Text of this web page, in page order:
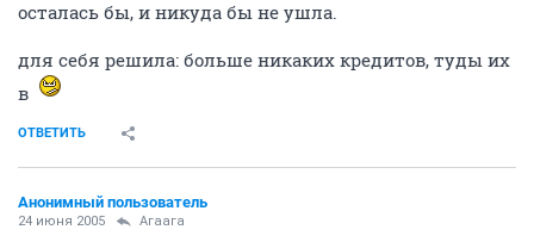
осталась бы, и никуда бы не ушла.
для себя решила: больше никаких кредитов, туды их
в
ОТВЕТИТЬ
Анонимный пользователь
24 июня 2005 Агаага